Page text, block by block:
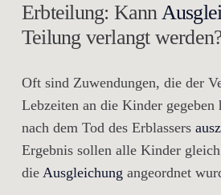
Erbteilung: Kann
Teilung verlangt
Oft sind Zuwendungen, die der
Lebzeiten an die Kinder gegeben
nach dem Tod des Erblassers
Ergebnis sollen alle Kinder
die Ausgleichung angeordnet